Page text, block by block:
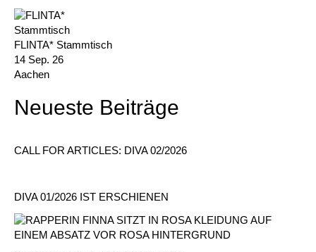
FLINTA* Stammtisch
14 Sep. 26
Aachen
Neueste Beiträge
CALL FOR ARTICLES: DIVA 02/2026
DIVA 01/2026 IST ERSCHIENEN